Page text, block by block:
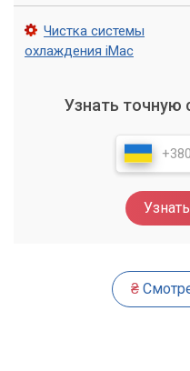
Чистка системы
охлаждения iMac
Узнать точную
₴